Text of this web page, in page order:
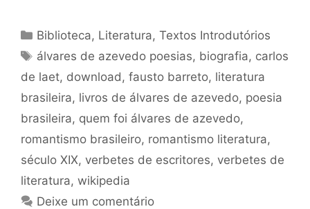
Categorias
Biblioteca, Literatura,Textos Introdutórios
Tags
álvares de azevedo poesias, biografia, carlos
de laet, download , fausto barreto, literatura
brasileira, livros de álvares de azevedo, poesia
brasileira, quem foi álvares de azevedo,
romantismo brasileiro, romantismo literatura,
século XIX, verbetes de escritores, verbetes de
literatura, wikipedia
Deixe um comentário